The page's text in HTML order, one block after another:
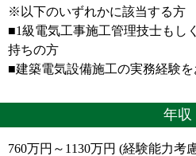
※以下のいずれかに該当する方
■1級電気工事施工管理技士もし
持ちの方
■建築電気設備施工の実務経験
年収
760万円～1130万円 (経験能力考